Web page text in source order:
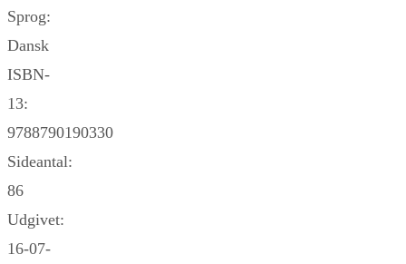
Sprog:
Dansk
ISBN-
13:
9788790190330
Sideantal:
86
Udgivet:
16-07-